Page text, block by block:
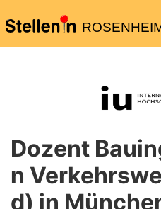
Dozent
n
d) in